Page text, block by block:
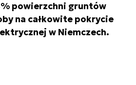
powierzchni gruntów
na całkowite pokrycie
w Niemczech.